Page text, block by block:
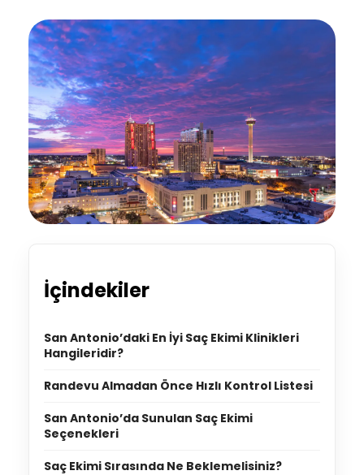
İçindekiler
San Antonio’daki En İyi Saç Ekimi Klinikleri
Hangileridir?
Randevu Almadan Önce Hızlı Kontrol Listesi
San Antonio’da Sunulan Saç Ekimi
Seçenekleri
Saç Ekimi Sırasında Ne Beklemelisiniz?